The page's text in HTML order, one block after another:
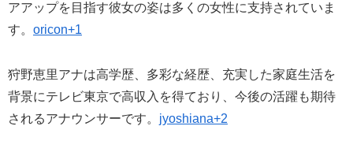
アアップを目指す彼女の姿は多くの女性に支持されていま
す。 oricon+1
狩野恵里アナは高学歴、多彩な経歴、充実した家庭生活を
背景にテレビ東京で高収入を得ており、今後の活躍も期待
されるアナウンサーです。 jyoshiana+2